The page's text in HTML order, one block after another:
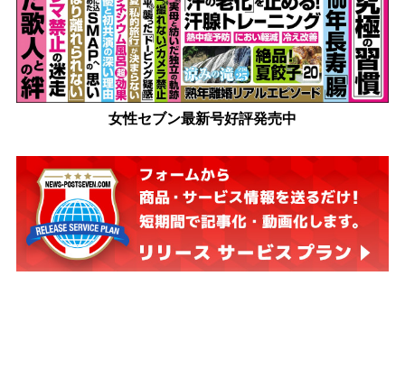
女性セブン最新号好評発売中